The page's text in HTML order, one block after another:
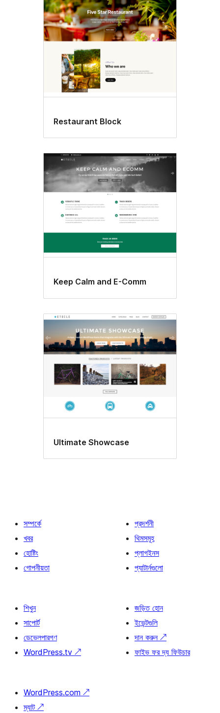
Restaurant Block
Keep Calm and E-Comm
Ultimate Showcase
সম্পর্কে
খবর
হোষ্টিং
গোপনীয়তা
প্রদর্শনী
থিমসমূহ
প্লাগইনস
প্যাটার্নগুলো
শিখুন
সাপোর্ট
ডেভেলপারগণ
WordPress.tv ↗
জড়িত হোন
ইভেন্টগুলি
দান করুন ↗
ফাইভ ফর দ্য ফিউচার
WordPress.com ↗
ম্যাট ↗